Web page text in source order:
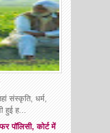
संस्कृति, धर्म,
हुई ह...
पॉलिसी, कोर्ट में